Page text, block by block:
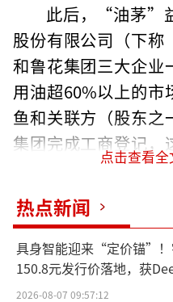
此后，“油茅”
股份有限公司（下
和鲁花集团三大企业
用油超60%以上的市
鱼和关联方（股东之
集团完成工商登记，
实的“亲兄弟”。
而此举或将进一
格局。
粮油三巨头正
点击查看
热点新闻
具身智能迎来“定价锚”！
150.8元发行价落地，获
华战配加持
2026-08-07 09:57:12